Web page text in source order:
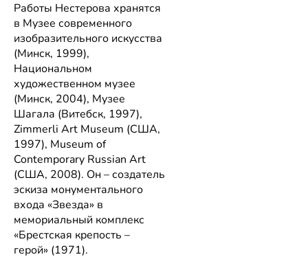
Работы Нестерова хранятся
в Музее современного
изобразительного искусства
(Минск, 1999),
Национальном
художественном музее
(Минск, 2004), Музее
Шагала (Витебск, 1997),
Zimmerli Art Museum (США,
1997), Museum of
Contemporary Russian Art
(США, 2008). Он – создатель
эскиза монументального
входа «Звезда» в
мемориальный комплекс
«Брестская крепость –
герой» (1971).